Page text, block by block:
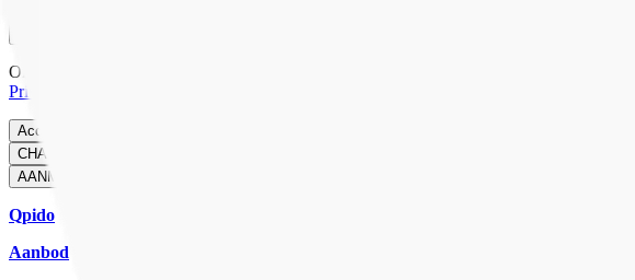
Onze website gebruikt cookies om ervoor te zorgen dat je de beste ervaring krijgt. Door
Privacybeleid
Accepteren
CHAT MET ONS
AANMELDEN
Qpido
Aanbod